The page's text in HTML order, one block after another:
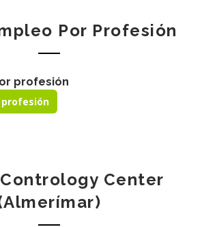
Por Profesión
profesión
Center